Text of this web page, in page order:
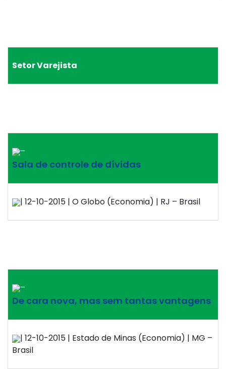
Setor Varejista
–
Sala de controle de dívidas
| 12-10-2015 | O Globo (Economia) | RJ – Brasil
–
De cara nova, mas sem tantas vantagens
| 12-10-2015 | Estado de Minas (Economia) | MG –
Brasil